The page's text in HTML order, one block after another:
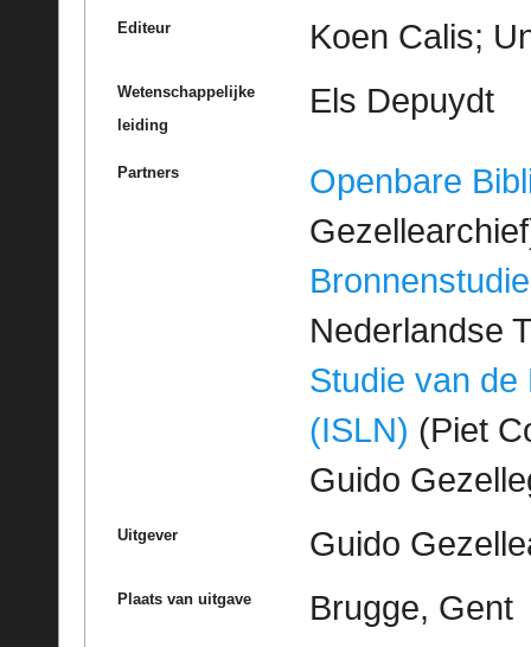
Editeur Koen Calis;
Wetenschappelijke
leiding
Els Depuydt
Partners
Openbare
Bronnenstudie
Nederlandse
Studie van de
(ISLN) (Piet
Guido
Uitgever Guido
Plaats van uitgave Brugge, Gent